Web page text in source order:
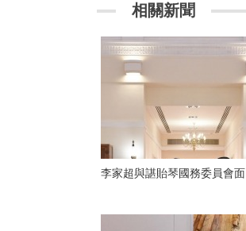
相關新聞
李家超與諶貽琴國務委員會面